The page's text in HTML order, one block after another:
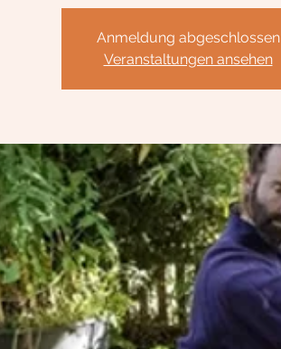
Anmeldung abgeschlossen
Veranstaltungen ansehen